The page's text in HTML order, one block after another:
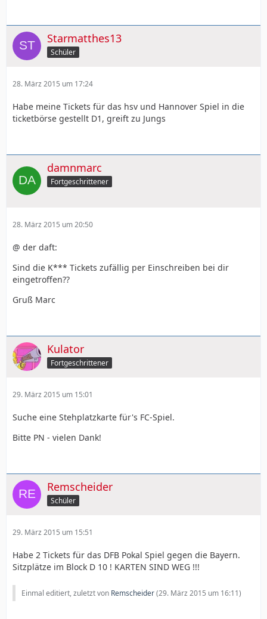
Starmatthes13
Schüler
28. März 2015 um 17:24
Habe meine Tickets für das hsv und Hannover Spiel in die
ticketbörse gestellt D1, greift zu Jungs
damnmarc
Fortgeschrittener
28. März 2015 um 20:50
@ der daft:
Sind die K*** Tickets zufällig per Einschreiben bei dir
eingetroffen??
Gruß Marc
Kulator
Fortgeschrittener
29. März 2015 um 15:01
Suche eine Stehplatzkarte für's FC-Spiel.
Bitte PN - vielen Dank!
Remscheider
Schüler
29. März 2015 um 15:51
Habe 2 Tickets für das DFB Pokal Spiel gegen die Bayern.
Sitzplätze im Block D 10 ! KARTEN SIND WEG !!!
Einmal editiert, zuletzt von Remscheider(29. März 2015 um 16:11)